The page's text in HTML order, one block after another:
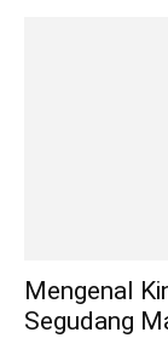
Mengenal
Segudang